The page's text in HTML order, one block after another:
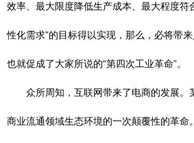
效率、最大限度降低生产成本、最大程度符
性化需求”的目标得以实现，那么，必将带
也就促成了大家所说的“第四次工业革命”。
众所周知，互联网带来了电商的发展。
商业流通领域生态环境的一次颠覆性的革命